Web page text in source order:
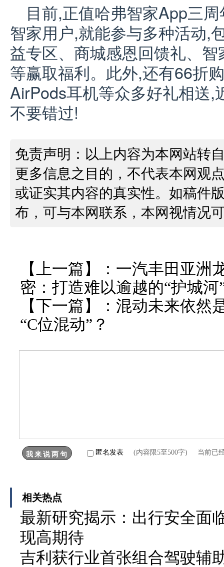
目前,正值哈弗智家App三
智家用户,就能参与多种活动,
益专区、商城感恩回馈礼、智
等赢取福利。此外,还有66折
AirPods耳机等众多好礼相送,
不要错过!
免责声明：以上内容为本网站转
更多信息之目的，不代表本网观
或证实其内容的真实性。如稿件
布，可与本网联系，本网视情况
【上一篇】： 一汽丰田亚洲
密：打造难以逾越的“护城河
【下一篇】： 混动未来依然
“C位混动”？
匿名发表 (内容限5至500字) 当前已
相关热点
最新研究揭示：出行安全面
现高期待
吉利获行业首张组合驾驶辅